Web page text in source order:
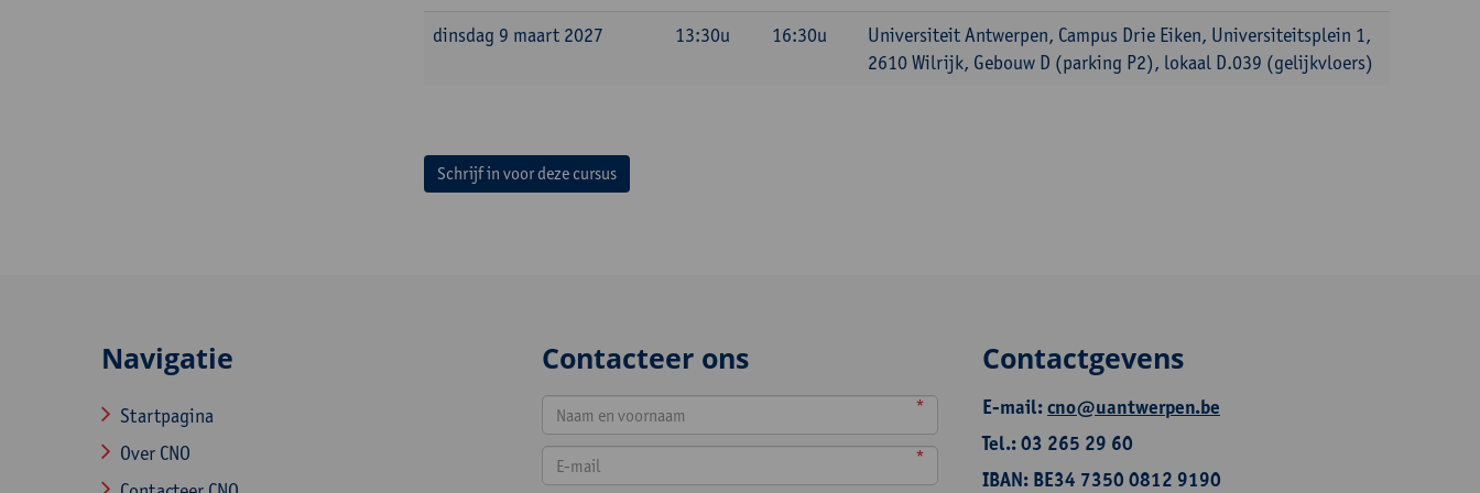
dinsdag 9 maart 2027
13:30u 16:30u
Universiteit Antwerpen, Campus Drie Eiken, Universiteitsplein 1,
2610 Wilrijk, Gebouw D (parking P2), lokaal D.039 (gelijkvloers)
Schrijf in voor deze cursus
Navigatie
Startpagina
Over CNO
Contacteer ons
*
*
Contactgevens
E-mail:cno@uantwerpen.be
Tel.: 03 265 29 60
IBAN: BE34 7350 0812 9190